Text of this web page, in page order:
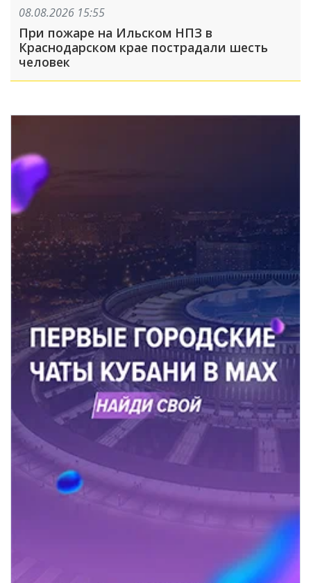
08.08.2026 15:55
При пожаре на Ильском НПЗ в
Краснодарском крае пострадали шесть
человек